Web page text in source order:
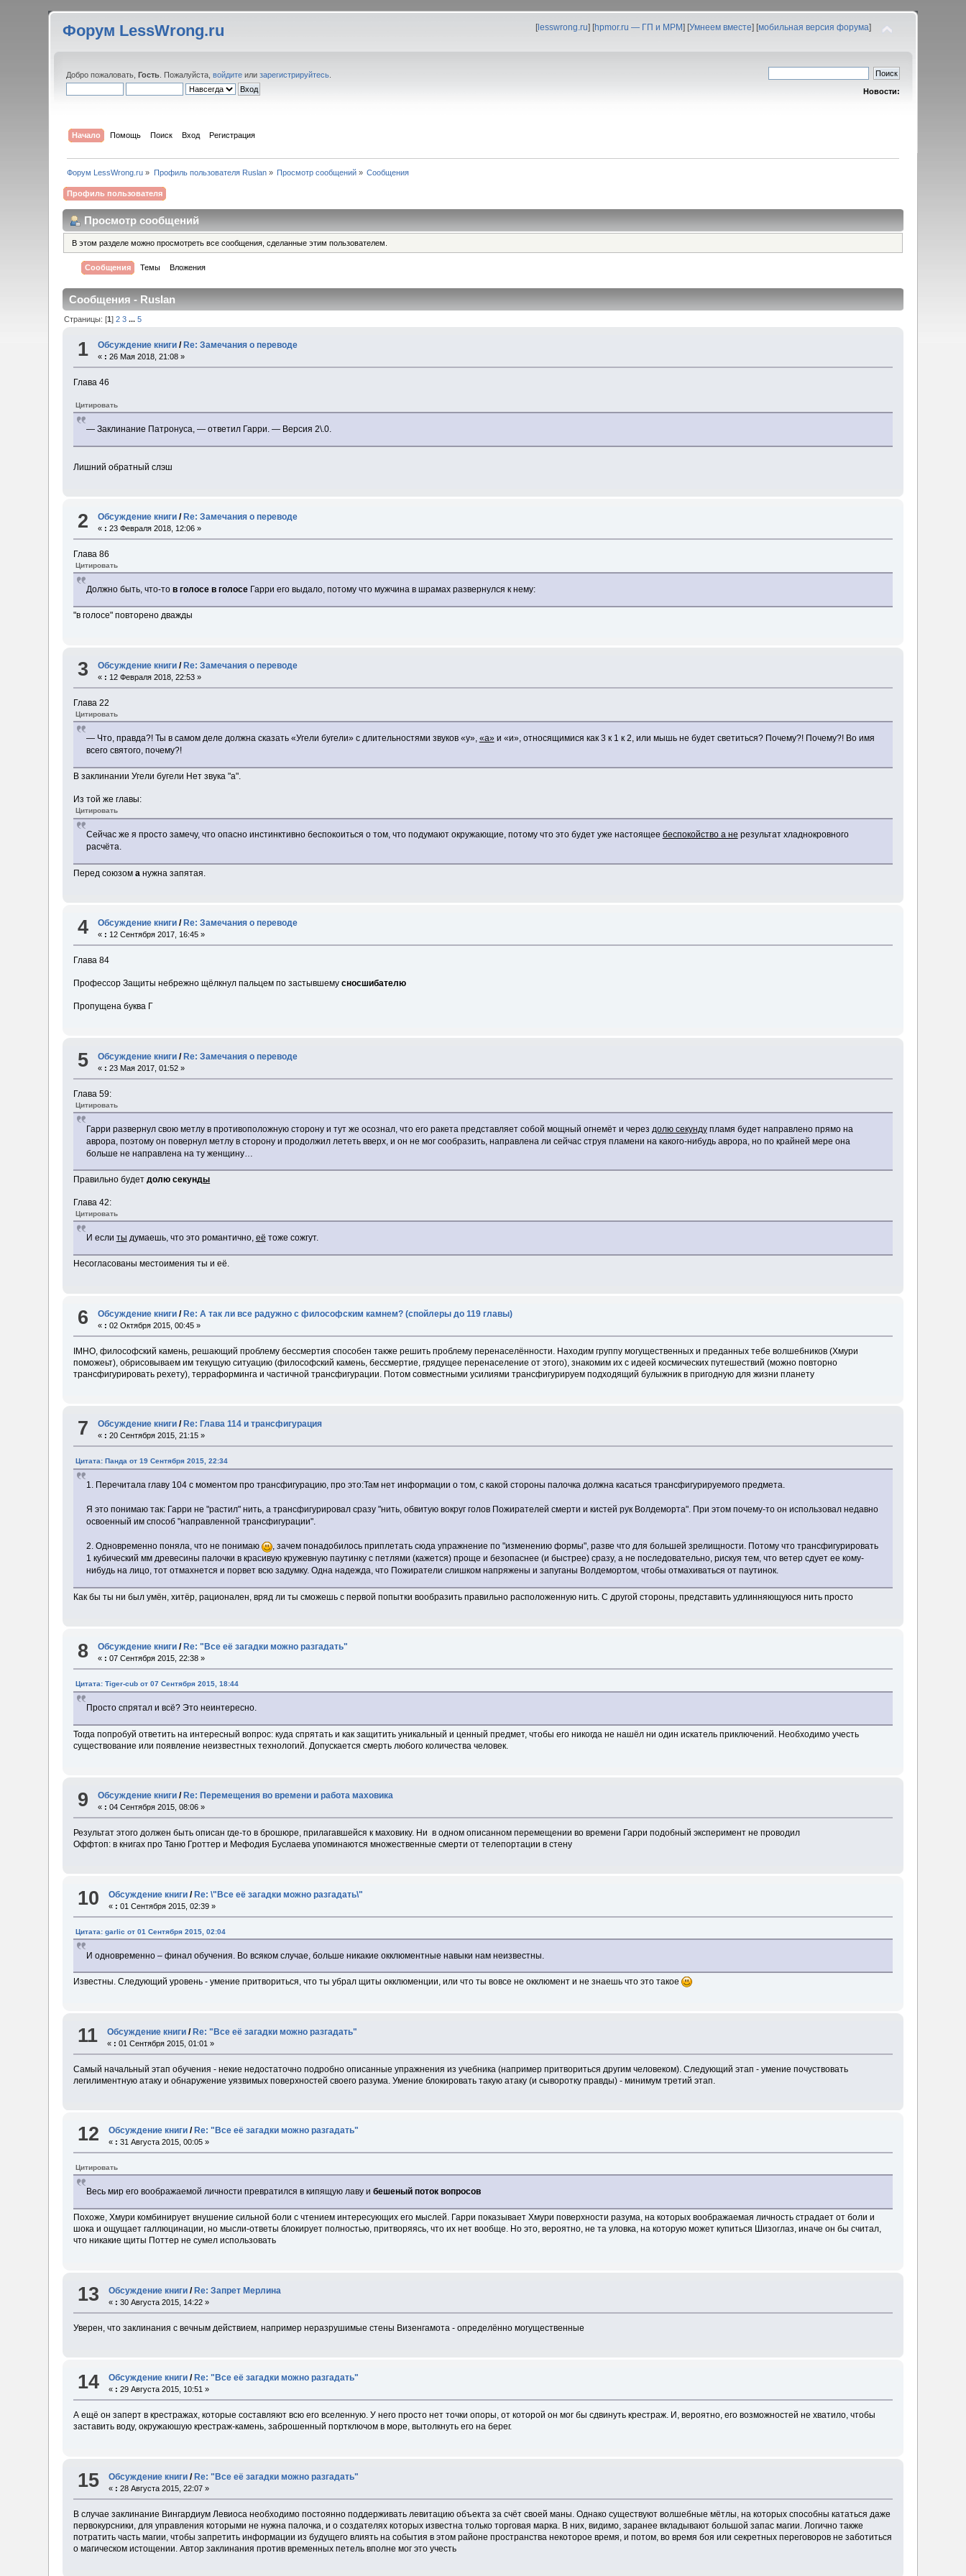
Форум LessWrong.ru [lesswrong.ru] [hpmor.ru — ГП и МРМ] [Умнеем вместе] [мобильная версия форума]
Добро пожаловать,Гость . Пожалуйста,войдите илизарегистрируйтесь
Новости:
Начало Помощь Поиск Вход Регистрация
Форум LessWrong.ru » Профиль пользователя Ruslan» Просмотр сообщений » Сообщения
Профиль пользователя
Просмотр сообщений
В этом разделе можно просмотреть все сообщения, сделанные этим пользователем.
Сообщения Темы Вложения
Сообщения - Ruslan
Страницы: [1]2 3 ...5
1 Обсуждение книги / Re: Замечания о переводе
« : 26 Мая 2018, 21:08 »
Глава 46
Цитировать
— Заклинание Патронуса, — ответил Гарри. — Версия 2\.0.
Лишний обратный слэш
2 Обсуждение книги / Re: Замечания о переводе
« : 23 Февраля 2018, 12:06 »
Глава 86
Цитировать
Должно быть, что-то в голосе в голосеГарри его выдало, потому что мужчина в шрамах развернулся к нему:
"в голосе" повторено дважды
3 Обсуждение книги / Re: Замечания о переводе
« : 12 Февраля 2018, 22:53 »
Глава 22
Цитировать
— Что, правда?! Ты в самом деле должна сказать «Угели бугели» с длительностями звуков «у», «а»и «и», относящимися как 3 к 1 к 2, или мышь не будет светиться? Почему?! Почему?! Во имя
всего святого, почему?!
В заклинании Угели бугели Нет звука "а".
Из той же главы:
Цитировать
Сейчас же я просто замечу, что опасно инстинктивно беспокоиться о том, что подумают окружающие, потому что это будет уже настоящее беспокойство а не результат хладнокровного
расчёта.
Перед союзома нужна запятая.
4 Обсуждение книги / Re: Замечания о переводе
« : 12 Сентября 2017, 16:45 »
Глава 84
Профессор Защиты небрежно щёлкнул пальцем по застывшемусносшибателю
Пропущена буква Г
5 Обсуждение книги /Re: Замечания о переводе
« : 23 Мая 2017, 01:52 »
Глава 59:
Цитировать
Гарри развернул свою метлу в противоположную сторону и тут же осознал, что его ракета представляет собой мощный огнемёт и через долю секундупламя будет направлено прямо на
аврора, поэтому он повернул метлу в сторону и продолжил лететь вверх, и он не мог сообразить, направлена ли сейчас струя пламени на какого-нибудь аврора, но по крайней мере она
больше не направлена на ту женщину…
Правильно будетдолю секунды
Глава 42:
Цитировать
И если ты думаешь, что это романтично, её тоже сожгут.
Несогласованы местоимения ты и её.
6 Обсуждение книги / Re: А так ли все радужно с философским камнем? (спойлеры до 119 главы)
« : 02 Октября 2015, 00:45 »
IMHO, философский камень, решающий проблему бессмертия способен также решить проблему перенаселённости. Находим группу могущественных и преданных тебе волшебников (Хмури
поможеьт), обрисовываем им текущую ситуацию (философский камень, бессмертие, грядущее перенаселение от этого), знакомим их с идеей космических путешествий (можно повторно
трансфигурировать рехету), терраформинга и частичной трансфигурации. Потом совместными усилиями трансфигурируем подходящий булыжник в пригодную для жизни планету
7 Обсуждение книги / Re: Глава 114 и трансфигурация
« : 20 Сентября 2015, 21:15 »
Цитата: Панда от 19 Сентября 2015, 22:34
1. Перечитала главу 104 с моментом про трансфигурацию, про это:Там нет информации о том, с какой стороны палочка должна касаться трансфигурируемого предмета.
Я это понимаю так: Гарри не "растил" нить, а трансфигурировал сразу "нить, обвитую вокруг голов Пожирателей смерти и кистей рук Волдеморта". При этом почему-то он использовал недавно
освоенный им способ "направленной трансфигурации".
2. Одновременно поняла, что не понимаю
, зачем понадобилось приплетать сюда упражнение по "изменению формы", разве что для большей зрелищности. Потому что трансфигурировать
1 кубический мм древесины палочки в красивую кружевную паутинку с петлями (кажется) проще и безопаснее (и быстрее) сразу, а не последовательно, рискуя тем, что ветер сдует ее кому-
нибудь на лицо, тот отмахнется и порвет всю задумку. Одна надежда, что Пожиратели слишком напряжены и запуганы Волдемортом, чтобы отмахиваться от паутинок.
Как бы ты ни был умён, хитёр, рационален, вряд ли ты сможешь с первой попытки вообразить правильно расположенную нить. С другой стороны, представить удлинняющуюся нить просто
8 Обсуждение книги / Re: "Все её загадки можно разгадать"
« : 07 Сентября 2015, 22:38 »
Цитата: Tiger-cub от 07 Сентября 2015, 18:44
Просто спрятал и всё? Это неинтересно.
Тогда попробуй ответить на интересный вопрос: куда спрятать и как защитить уникальный и ценный предмет, чтобы его никогда не нашёл ни один искатель приключений. Необходимо учесть
существование или появление неизвестных технологий. Допускается смерть любого количества человек.
9 Обсуждение книги / Re: Перемещения во времени и работа маховика
« : 04 Сентября 2015, 08:06 »
Результат этого должен быть описан где-то в брошюре, прилагавшейся к маховику. Ни в одном описанном перемещении во времени Гарри подобный эксперимент не проводил
Оффтоп: в книгах про Таню Гроттер и Мефодия Буслаева упоминаются множественные смерти от телепортации в стену
10 Обсуждение книги /Re: \"Все её загадки можно разгадать\"
« : 01 Сентября 2015, 02:39 »
Цитата: garlic от 01 Сентября 2015, 02:04
И одновременно – финал обучения. Во всяком случае, больше никакие окклюментные навыки нам неизвестны.
Известны. Следующий уровень - умение притвориться, что ты убрал щиты окклюменции, или что ты вовсе не окклюмент и не знаешь что это такое
11 Обсуждение книги /Re: "Все её загадки можно разгадать"
« : 01 Сентября 2015, 01:01 »
Самый начальный этап обучения - некие недостаточно подробно описанные упражнения из учебника (например притвориться другим человеком). Следующий этап - умение почуствовать
легилиментную атаку и обнаружение уязвимых поверхностей своего разума. Умение блокировать такую атаку (и сыворотку правды) - минимум третий этап.
12 Обсуждение книги / Re: "Все её загадки можно разгадать"
« : 31 Августа 2015, 00:05 »
Цитировать
Весь мир его воображаемой личности превратился в кипящую лаву и бешеный поток вопросов
Похоже, Хмури комбинирует внушение сильной боли с чтением интересующих его мыслей. Гарри показывает Хмури поверхности разума, на которых воображаемая личность страдает от боли и
шока и ощущает галлюцинации, но мысли-ответы блокирует полностью, притворяясь, что их нет вообще. Но это, вероятно, не та уловка, на которую может купиться Шизоглаз, иначе он бы считал,
что никакие щиты Поттер не сумел использовать
13 Обсуждение книги /Re: Запрет Мерлина
« : 30 Августа 2015, 14:22 »
Уверен, что заклинания с вечным действием, например неразрушимые стены Визенгамота - определённо могущественные
14 Обсуждение книги / Re: "Все её загадки можно разгадать"
« : 29 Августа 2015, 10:51 »
А ещё он заперт в крестражах, которые составляют всю его вселенную. У него просто нет точки опоры, от которой он мог бы сдвинуть крестраж. И, вероятно, его возможностей не хватило, чтобы
заставить воду, окружаюшую крестраж-камень, заброшенный портключом в море, вытолкнуть его на берег.
15 Обсуждение книги /Re: "Все её загадки можно разгадать"
« : 28 Августа 2015, 22:07 »
В случае заклинание Вингардиум Левиоса необходимо постоянно поддерживать левитацию объекта за счёт своей маны. Однако существуют волшебные мётлы, на которых способны кататься даже
первокурсники, для управления которыми не нужна палочка, и о создателях которых известна только торговая марка. В них, видимо, заранее вкладывают большой запас магии. Логично также
потратить часть магии, чтобы запретить информации из будущего влиять на события в этом районе пространства некоторое время, и потом, во время боя или секретных переговоров не заботиться
о магическом истощении. Автор заклинания против временных петель вполне мог это учесть